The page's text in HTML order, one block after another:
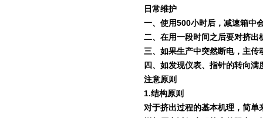
日常维护
一、使用500小时后，减速箱中
二、在用一段时间之后要对挤
三、如果生产中突然断电，主
四、如发现仪表、指针的转向
注意原则
1.结构原则
对于挤出过程的基本机理，简